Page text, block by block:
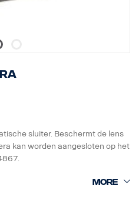
sluiter. Beschermt de lens
kan worden aangesloten op het
externe +24V-bron